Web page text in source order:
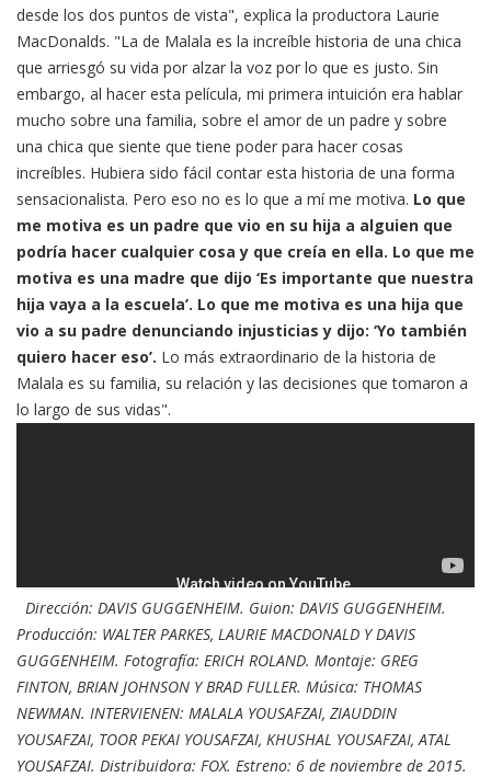
desde los dos puntos de vista", explica la productora Laurie
MacDonalds. "La de Malala es la increíble historia de una chica
que arriesgó su vida por alzar la voz por lo que es justo. Sin
embargo, al hacer esta película, mi primera intuición era hablar
mucho sobre una familia, sobre el amor de un padre y sobre
una chica que siente que tiene poder para hacer cosas
increíbles. Hubiera sido fácil contar esta historia de una forma
sensacionalista. Pero eso no es lo que a mí me motiva. Lo que
me motiva es un padre que vio en su hija a alguien que
podría hacer cualquier cosa y que creía en ella. Lo que me
motiva es una madre que dijo ‘Es importante que nuestra
hija vaya a la escuela’. Lo que me motiva es una hija que
vio a su padre denunciando injusticias y dijo: ‘Yo también
quiero hacer eso’. Lo más extraordinario de la historia de
Malala es su familia, su relación y las decisiones que tomaron a
lo largo de sus vidas".
Dirección: DAVIS GUGGENHEIM. Guion: DAVIS GUGGENHEIM.
Producción: WALTER PARKES, LAURIE MACDONALD Y DAVIS
GUGGENHEIM. Fotografía: ERICH ROLAND. Montaje: GREG
FINTON, BRIAN JOHNSON Y BRAD FULLER. Música: THOMAS
NEWMAN. INTERVIENEN: MALALA YOUSAFZAI, ZIAUDDIN
YOUSAFZAI, TOOR PEKAI YOUSAFZAI, KHUSHAL YOUSAFZAI, ATAL
YOUSAFZAI. Distribuidora: FOX. Estreno: 6 de noviembre de 2015.